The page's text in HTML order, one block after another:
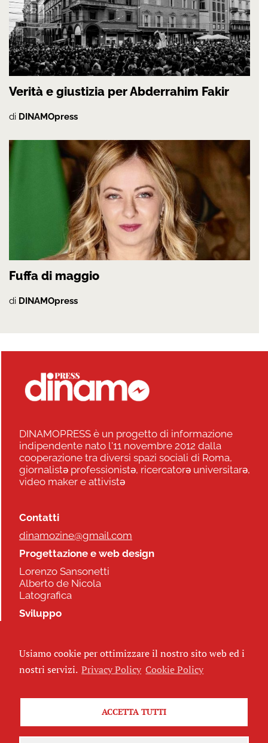
Verità e giustizia per Abderrahim Fakir
di DINAMOpress
Fuffa di maggio
di DINAMOpress
DINAMOPRESS è un progetto di informazione
indipendente nato l'11 novembre 2012 dalla
cooperazione tra diversi spazi sociali di Roma,
giornalistə professionistə, ricercatorə universitarə,
video maker e attivistə
Contatti
dinamozine@gmail.com
Progettazione e web design
Lorenzo Sansonetti
Alberto de Nicola
Latografica
Sviluppo
Seguici
Usiamo cookie per ottimizzare il nostro sito web ed i
nostri servizi. Privacy Policy Cookie Policy
ACCETTA TUTTI